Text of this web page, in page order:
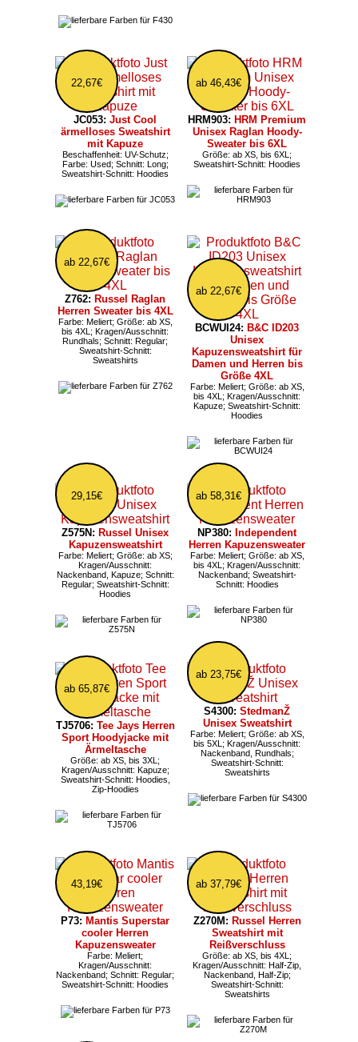
22,67€
JC053: Just Cool
ärmelloses Sweatshirt
mit Kapuze
Beschaffenheit: UV-Schutz;
Farbe: Used; Schnitt: Long;
Sweatshirt-Schnitt: Hoodies
ab 46,43€
HRM903: HRM Premium
Unisex Raglan Hoody-
Sweater bis 6XL
Größe: ab XS, bis 6XL;
Sweatshirt-Schnitt: Hoodies
ab 22,67€
Z762: Russel Raglan
Herren Sweater bis 4XL
Farbe: Meliert; Größe: ab XS,
bis 4XL; Kragen/Ausschnitt:
Rundhals; Schnitt: Regular;
Sweatshirt-Schnitt:
Sweatshirts
ab 22,67€
BCWUI24: B&C ID203
Unisex
Kapuzensweatshirt für
Damen und Herren bis
Größe 4XL
Farbe: Meliert; Größe: ab XS,
bis 4XL; Kragen/Ausschnitt:
Kapuze; Sweatshirt-Schnitt:
Hoodies
29,15€
Z575N: Russel Unisex
Kapuzensweatshirt
Farbe: Meliert; Größe: ab XS;
Kragen/Ausschnitt:
Nackenband, Kapuze; Schnitt:
Regular; Sweatshirt-Schnitt:
Hoodies
ab 58,31€
NP380: Independent
Herren Kapuzensweater
Farbe: Meliert; Größe: ab XS,
bis 4XL; Kragen/Ausschnitt:
Nackenband; Sweatshirt-
Schnitt: Hoodies
ab 65,87€
TJ5706: Tee Jays Herren
Sport Hoodyjacke mit
Ärmeltasche
Größe: ab XS, bis 3XL;
Kragen/Ausschnitt: Kapuze;
Sweatshirt-Schnitt: Hoodies,
Zip-Hoodies
ab 23,75€
S4300: StedmanŽ
Unisex Sweatshirt
Farbe: Meliert; Größe: ab XS,
bis 5XL; Kragen/Ausschnitt:
Nackenband, Rundhals;
Sweatshirt-Schnitt:
Sweatshirts
43,19€
P73: Mantis Superstar
cooler Herren
Kapuzensweater
Farbe: Meliert;
Kragen/Ausschnitt:
Nackenband; Schnitt: Regular;
Sweatshirt-Schnitt: Hoodies
ab 37,79€
Z270M: Russel Herren
Sweatshirt mit
Reißverschluss
Größe: ab XS, bis 4XL;
Kragen/Ausschnitt: Half-Zip,
Nackenband, Half-Zip;
Sweatshirt-Schnitt:
Sweatshirts